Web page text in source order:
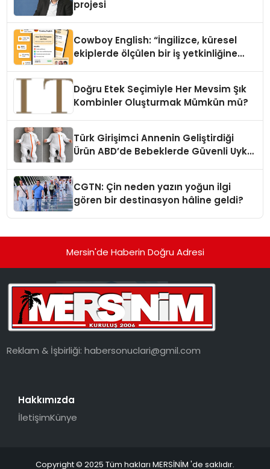
projesi
Cowboy English: “İngilizce, küresel
ekiplerde ölçülen bir iş yetkinliğine
Doğru Etek Seçimiyle Her Mevsim Şık
Kombinler Oluşturmak Mümkün mü?
Türk Girişimci Annenin Geliştirdiği
Ürün ABD’de Bebeklerde Güvenli Uyku
CGTN: Çin neden yazın yoğun ilgi
gören bir destinasyon hâline geldi?
Mersin'de Haberin Doğru Adresi
Reklam & İşbirliği:habersonuclari@gmil.com
Hakkımızda
İletişimKünye
Copyright © 2025 Tüm hakları MERSİNİM 'de saklıdır.